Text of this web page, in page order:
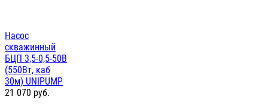
Насос
скважинный
БЦП 3,5-0,5-50В
(550Вт, каб
30м) UNIPUMP
21 070 руб.